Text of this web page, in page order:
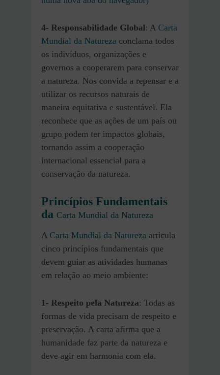
4- Responsabilidade Global: A Carta
Mundial da Natureza conclama todos
os indivíduos, organizações e
governos a cooperarem para conservar
a natureza. Nos convida a repensar e a
utilizar os recursos naturais de
maneira equitativa e sustentável. Ela
reconhece que as ações de um país ou
grupo podem ter impactos globais,
tornando assim a cooperação
internacional essencial para a
conservação da natureza.
Princípios Fundamentais
da Carta Mundial da Natureza
A Carta Mundial da Natureza articula
cinco princípios fundamentais que
devem guiar as atividades humanas
em relação ao meio ambiente:
1- Respeito pela Natureza: Todas as
formas de vida precisam de respeito e
preservação. A carta afirma que a
humanidade faz parte da natureza e
deve agir em harmonia com ela.